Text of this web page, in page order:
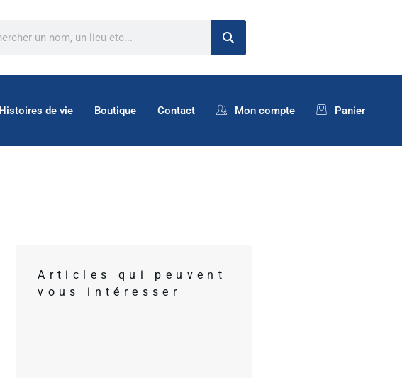
Histoires de vie Boutique Contact Mon compte Panier
Articles qui peuvent
vous intéresser